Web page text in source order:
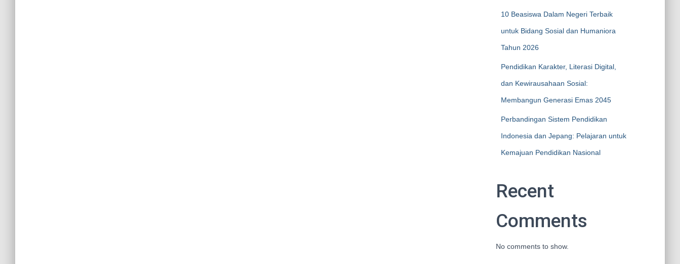
10 Beasiswa Dalam Negeri Terbaik
untuk Bidang Sosial dan Humaniora
Tahun 2026
Pendidikan Karakter, Literasi Digital,
dan Kewirausahaan Sosial:
Membangun Generasi Emas 2045
Perbandingan Sistem Pendidikan
Indonesia dan Jepang: Pelajaran untuk
Kemajuan Pendidikan Nasional
Recent
Comments
No comments to show.